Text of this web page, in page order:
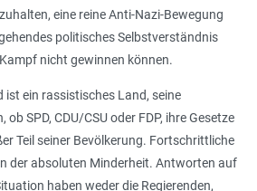
eine reine Anti-Nazi-Bewegung
politisches Selbstverständnis
nicht gewinnen können.
ist ein rassistisches Land, seine
ob SPD, CDU/CSU oder FDP, ihre Gesetze
Teil seiner Bevölkerung. Fortschrittliche
der absoluten Minderheit. Antworten auf
haben weder die Regierenden,